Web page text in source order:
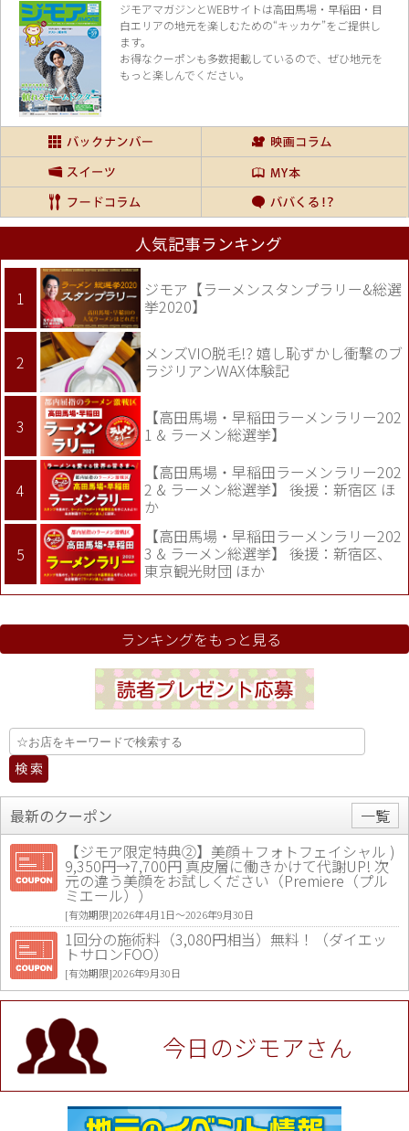
ジモアマガジンとWEBサイトは高田馬場・早稲田・目
白エリアの地元を楽しむための“キッカケ”をご提供し
ます。
お得なクーポンも多数掲載しているので、 ぜひ地元を
もっと楽しんでください。
人気記事ランキング
ジモア【ラーメンスタンプラリー&総選
挙2020】
メンズVIO脱毛!? 嬉し恥ずかし衝撃のブ
ラジリアンWAX体験記
【高田馬場・早稲田ラーメンラリー202
1 & ラーメン総選挙】
【高田馬場・早稲田ラーメンラリー202
2 & ラーメン総選挙】 後援：新宿区 ほ
か
【高田馬場・早稲田ラーメンラリー202
3 & ラーメン総選挙】 後援：新宿区、
東京観光財団 ほか
ランキングをもっと見る
最新のクーポン
一覧
【ジモア限定特典②】美顔＋フォトフェイシャル )
9,350円→7,700円 真皮層に働きかけて代謝UP! 次
元の違う美顔をお試しください（Premiere（プル
ミエール））
[有効期限]2026年4月1日〜2026年9月30日
1回分の施術料（3,080円相当）無料！（ダイエッ
トサロンFOO）
[有効期限]2026年9月30日
値段提示後「ジモア見た」で更に買い取り金額 U
P！※チケットと新品商品は除く（大黒屋 高田馬場
駅前店）
[有効期限]2026年9月30日
★ジモア限定特典★ お会計より全品5％OFF（ナチ
ュラル＆ハンドメイドショップ［マキマキ］）
[有効期限]2026年9月30日まで
今日のジモアさん